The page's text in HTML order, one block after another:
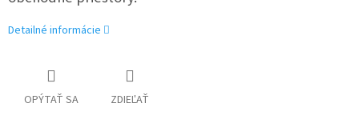
Detailné informácie
OPÝTAŤ SA ZDIEĽAŤ